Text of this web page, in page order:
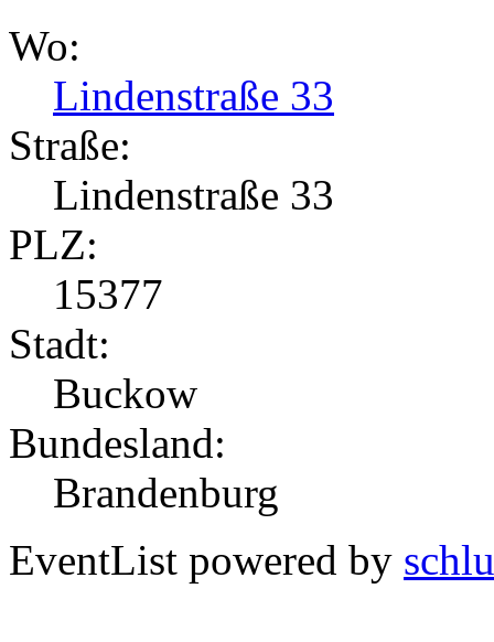
Wo:
Lindenstraße 33
Straße:
Lindenstraße 33
PLZ:
15377
Stadt:
Buckow
Bundesland:
Brandenburg
EventList powered by